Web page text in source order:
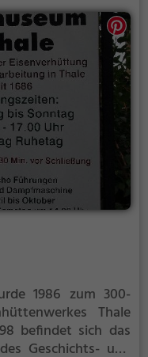
1986 zum 300-
Thale
befindet sich das
Geschichts- und